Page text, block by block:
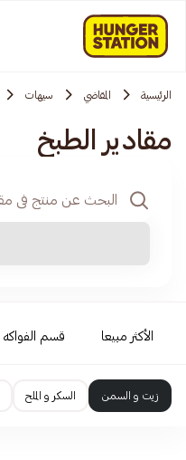
الرئيسية المقاضي سيهات
مقادير الطبخ
الأكثر مبيعا قسم الفواكه
زيت و السمن السكر و الملح